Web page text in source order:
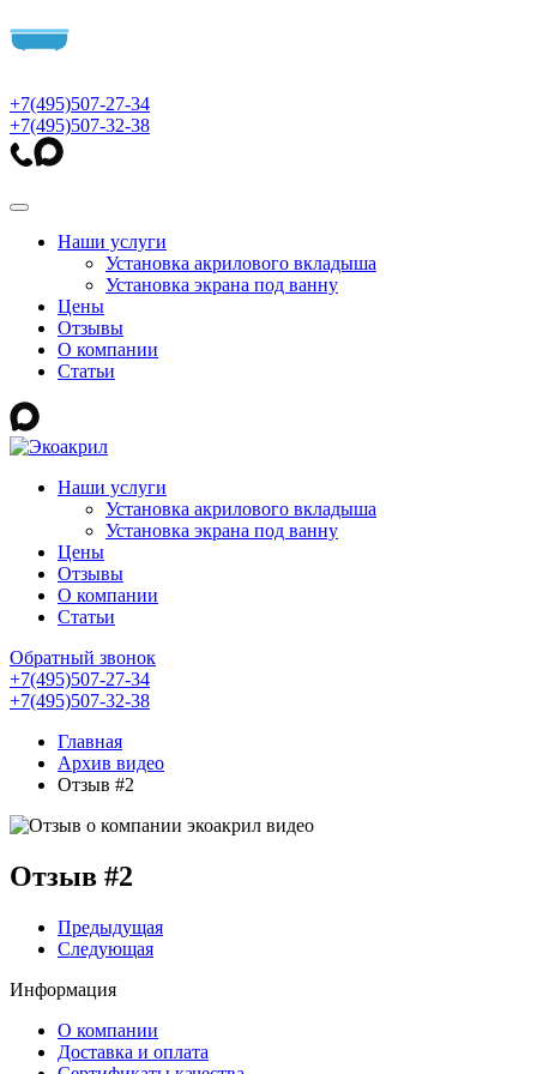
+7(495)507-27-34
+7(495)507-32-38
Наши услуги
Установка акрилового вкладыша
Установка экрана под ванну
Цены
Отзывы
О компании
Статьи
Наши услуги
Установка акрилового вкладыша
Установка экрана под ванну
Цены
Отзывы
О компании
Статьи
Обратный звонок
+7(495)507-27-34
+7(495)507-32-38
Главная
Архив видео
Отзыв #2
Отзыв #2
Предыдущая
Следующая
Информация
О компании
Доставка и оплата